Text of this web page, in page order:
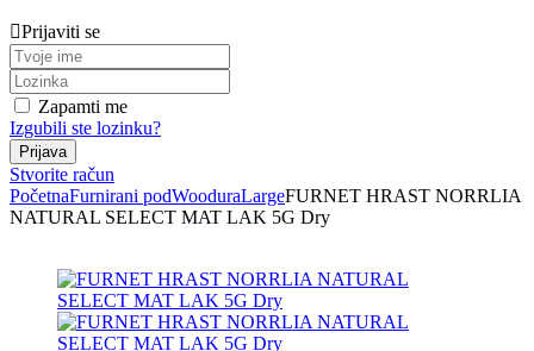
Prijaviti se
Zapamti me
Izgubili ste lozinku?
Stvorite račun
PočetnaFurnirani podWooduraLargeFURNET HRAST NORRLIA
NATURAL SELECT MAT LAK 5G Dry